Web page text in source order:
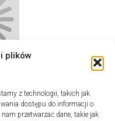
plików
z technologii, takich jak
dostępu do informacji o
przetwarzać dane, takie jak